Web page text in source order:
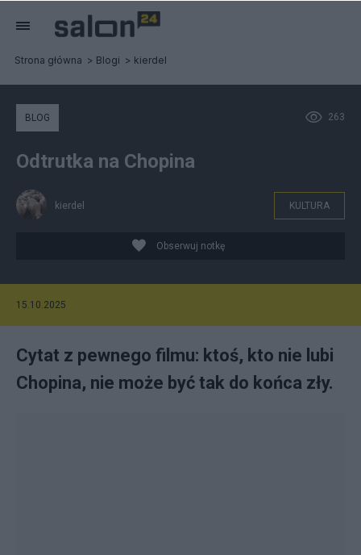
Strona główna Blogi kierdel
263
BLOG
Odtrutka na Chopina
kierdel KULTURA
Obserwuj notkę
15.10.2025
Cytat z pewnego filmu: ktoś, kto nie lubi
Chopina, nie może być tak do końca zły.